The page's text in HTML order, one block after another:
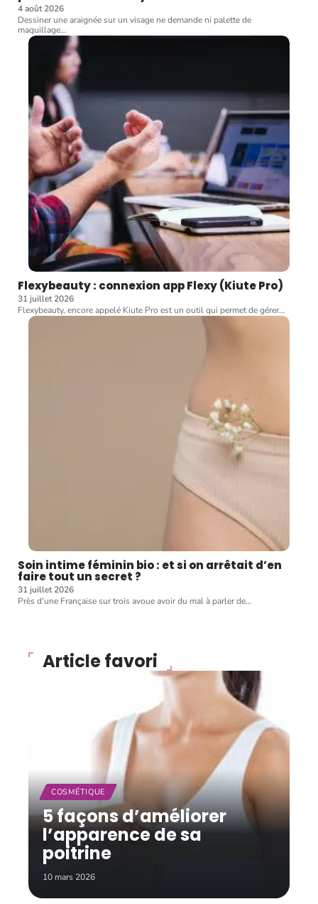
4 août 2026
Dessiner une araignée sur un visage ne demande ni palette de
maquillage…
Flexybeauty : connexion app Flexy (Kiute Pro)
31 juillet 2026
Flexybeauty, encore appelé Kiute Pro est un outil qui permet de gérer…
Soin intime féminin bio : et si on arrêtait d’en
faire tout un secret ?
31 juillet 2026
Près d'une Française sur trois avoue avoir du mal à parler de…
Article favori
COSMÉTIQUE
5 façons d’améliorer
l’apparence de sa
poitrine
10 mars 2026